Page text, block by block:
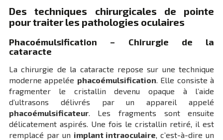
Des techniques chirurgicales de pointe
pour traiter les pathologies oculaires
Phacoémulsification – Chirurgie de la
cataracte
La chirurgie de la cataracte repose sur une technique
moderne appelée phacoémulsification . Elle consiste à
fragmenter le cristallin devenu opaque à l’aide
d’ultrasons délivrés par un appareil appelé
phacoémulsificateur. Les fragments sont ensuite
délicatement aspirés. Une fois le cristallin retiré, il est
remplacé par un implant intraoculaire , c’est-à-dire un